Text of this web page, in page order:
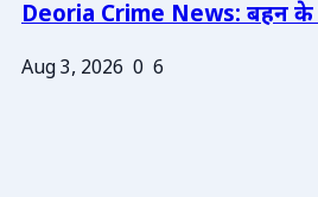
Deoria Crime News: बहन के
Aug 3, 2026 0 6